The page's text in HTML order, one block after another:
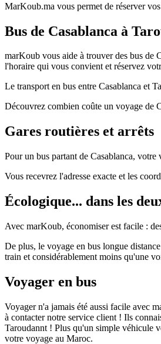
MarKoub.ma vous permet de réserver
Bus de Casablanca à
marKoub vous aide à trouver des bus de
l'horaire qui vous convient et réservez
Le transport en bus entre Casablanca et
Découvrez combien coûte un voyage de
Gares routières et arrêts
Pour un bus partant de Casablanca,
Vous recevrez l'adresse exacte et les
Écologique... dans les
Avec marKoub, économiser est facile :
De plus, le voyage en bus longue
train et considérablement moins qu'une
Voyager en bus
Voyager n'a jamais été aussi facile avec
à contacter notre service client ! Ils
Taroudannt ! Plus qu'un simple véhicule
votre voyage au Maroc.